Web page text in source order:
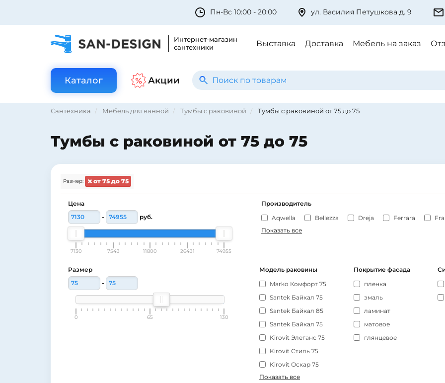
Пн-Вс 10:00 - 20:00 ул. Василия Петушкова д. 9
Интернет-магазин
сантехники
Выставка Доставка Мебель на заказ
Каталог Акции
Сантехника Мебель для ванной Тумбы с раковиной Тумбы с раковиной от 75 до 75
Тумбы с раковиной от 75 до 75
Размер: от 75 до 75
Цена
-
руб.
7130 7543 11800 26431 74955
Производитель
Aqwella
Bellezza Dreja Ferrara
Показать все
Размер
-
0 65 130
Модель раковины
Marko Комфорт 75
Santek Байкал 75
Santek Байкал 85
Santek Байкал 75
Kirovit Элеганс 75
Kirovit Стиль 75
Kirovit Оскар 75
Показать все
Покрытие фасада
пленка
эмаль
ламинат
матовое
глянцевое